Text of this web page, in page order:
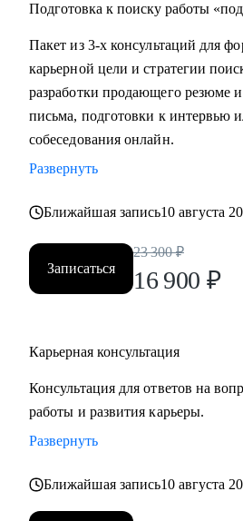
Подготовка к поиску работы
Пакет из 3-х консультаций для
карьерной цели и стратегии
разработки продающего резюме
письма, подготовки к интервью
собеседования онлайн.
Развернуть
Ближайшая запись10 августа
Записаться
23 300 ₽
16 900 ₽
Карьерная консультация
Консультация для ответов на
работы и развития карьеры.
Развернуть
Ближайшая запись10 августа